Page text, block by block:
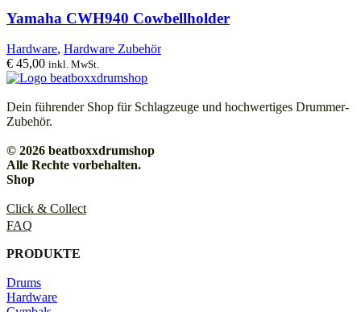
Yamaha CWH940 Cowbellholder
Hardware, Hardware Zubehör
€ 45,00 inkl. MwSt.
Dein führender Shop für Schlagzeuge und hochwertiges Drummer-
Zubehör.
© 2026 beatboxxdrumshop
Alle Rechte vorbehalten.
Shop
Click & Collect
FAQ
PRODUKTE
Drums
Hardware